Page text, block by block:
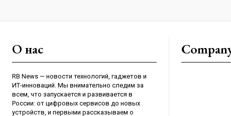
О нас
RB News — новости технологий, гаджетов и
ИТ-инноваций. Мы внимательно следим за
всем, что запускается и развивается в
России: от цифровых сервисов до новых
устройств, и первыми рассказываем о